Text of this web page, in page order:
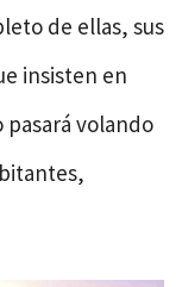
de ellas, sus
insisten en
volando